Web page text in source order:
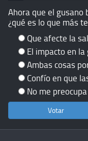
Ahora que el gusano
¿qué es lo que más
Que afecte la
El impacto en
Ambas cosas
Confío en que
No me preocupa